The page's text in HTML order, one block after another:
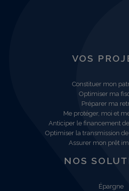
VOS
Constituer mon
Optimiser ma
Préparer ma
Me protéger, moi et
Anticiper le financement
Optimiser la transmission
Assurer mon prêt
NOS
Épargne